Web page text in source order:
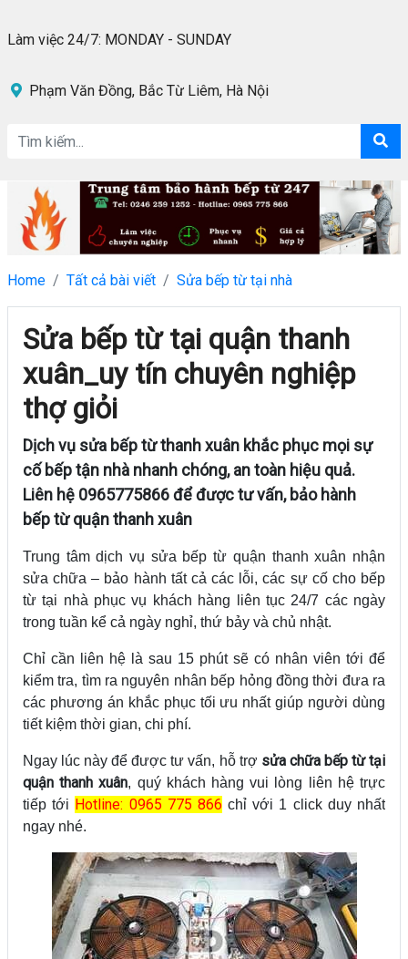
Làm việc 24/7: MONDAY - SUNDAY
Phạm Văn Đồng, Bắc Từ Liêm, Hà Nội
Home Tất cả bài viết Sửa bếp từ tại nhà
Sửa bếp từ tại quận thanh
xuân_uy tín chuyên nghiệp
thợ giỏi
Dịch vụ sửa bếp từ thanh xuân khắc phục mọi sự
cố bếp tận nhà nhanh chóng, an toàn hiệu quả.
Liên hệ 0965775866 để được tư vấn, bảo hành
bếp từ quận thanh xuân
Trung tâm dịch vụ sửa bếp từ quận thanh xuân nhận
sửa chữa – bảo hành tất cả các lỗi, các sự cố cho bếp
từ tại nhà phục vụ khách hàng liên tục 24/7 các ngày
trong tuần kể cả ngày nghỉ, thứ bảy và chủ nhật.
Chỉ cần liên hệ là sau 15 phút sẽ có nhân viên tới để
kiểm tra, tìm ra nguyên nhân bếp hỏng đồng thời đưa ra
các phương án khắc phục tối ưu nhất giúp người dùng
tiết kiệm thời gian, chi phí.
Ngay lúc này để được tư vấn, hỗ trợ sửa chữa bếp từ tại
quận thanh xuân, quý khách hàng vui lòng liên hệ trực
tiếp tới Hotline: 0965 775 866 chỉ với 1 click duy nhất
ngay nhé.